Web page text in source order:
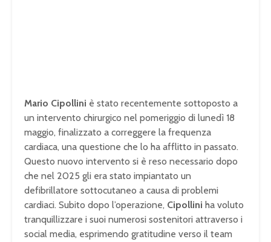
Mario Cipollini è stato recentemente sottoposto a
un intervento chirurgico nel pomeriggio di lunedì 18
maggio, finalizzato a correggere la frequenza
cardiaca, una questione che lo ha afflitto in passato.
Questo nuovo intervento si è reso necessario dopo
che nel 2025 gli era stato impiantato un
defibrillatore sottocutaneo a causa di problemi
cardiaci. Subito dopo l’operazione, Cipollini ha voluto
tranquillizzare i suoi numerosi sostenitori attraverso i
social media, esprimendo gratitudine verso il team